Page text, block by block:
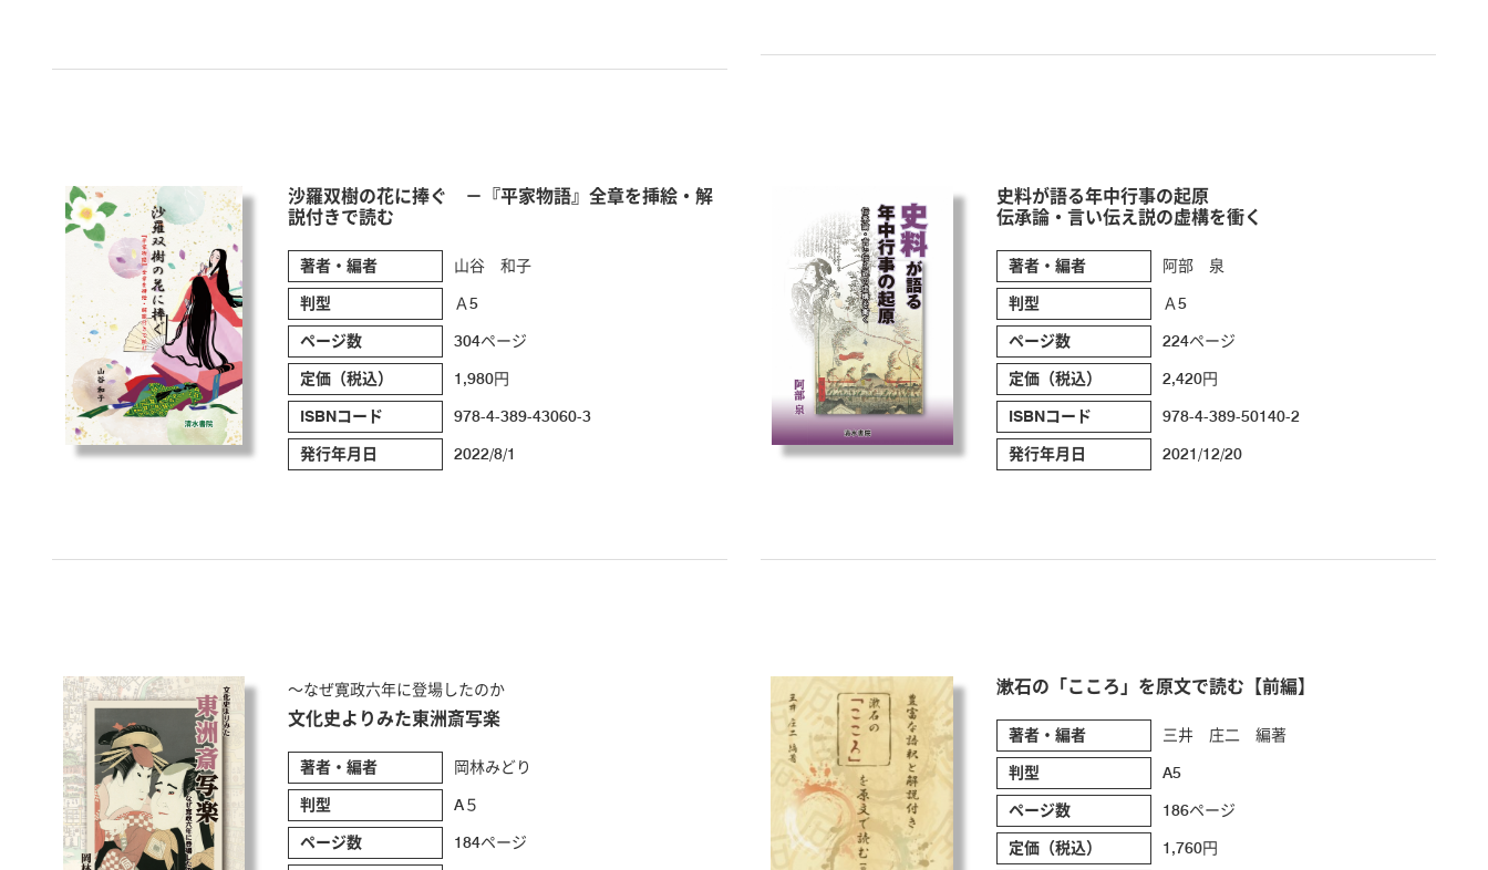
沙羅双樹の花に捧ぐ －『平家物語』全章を挿絵・解
説付きで読む
著者・編者 山谷 和子
判型 Ａ5
ページ数 304ページ
定価（税込） 1,980円
ISBNコード 978-4-389-43060-3
発行年月日 2022/8/1
史料が語る年中行事の起原
伝承論・言い伝え説の虚構を衝く
著者・編者 阿部 泉
判型 Ａ5
ページ数 224ページ
定価（税込） 2,420円
ISBNコード 978-4-389-50140-2
発行年月日 2021/12/20
～なぜ寛政六年に登場したのか
文化史よりみた東洲斎写楽
著者・編者 岡林みどり
判型 A５
ページ数 184ページ
漱石の「こころ」を原文で読む【前編】
著者・編者 三井 庄二 編著
判型 A5
ページ数 186ページ
定価（税込） 1,760円